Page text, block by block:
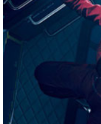
личном кризисе